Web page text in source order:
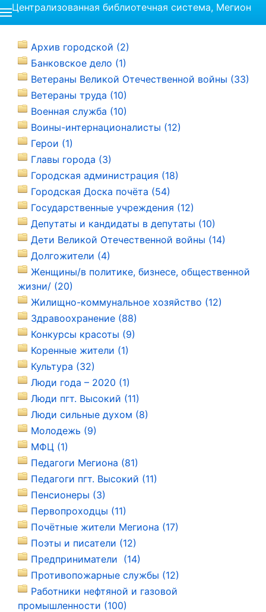
Централизованная библиотечная система, Мегион
Архив городской (2)
Банковское дело (1)
Ветераны Великой Отечественной войны (33)
Ветераны труда (10)
Военная служба (10)
Воины-интернационалисты (12)
Герои (1)
Главы города (3)
Городская администрация (18)
Городская Доска почёта (54)
Государственные учреждения (12)
Депутаты и кандидаты в депутаты (10)
Дети Великой Отечественной войны (14)
Долгожители (4)
Женщины/в политике, бизнесе, общественной
жизни/ (20)
Жилищно-коммунальное хозяйство (12)
Здравоохранение (88)
Конкурсы красоты (9)
Коренные жители (1)
Культура (32)
Люди года – 2020 (1)
Люди пгт. Высокий (11)
Люди сильные духом (8)
Молодежь (9)
МФЦ (1)
Педагоги Мегиона (81)
Педагоги пгт. Высокий (11)
Пенсионеры (3)
Первопроходцы (11)
Почётные жители Мегиона (17)
Поэты и писатели (12)
Предприниматели (14)
Противопожарные службы (12)
Работники нефтяной и газовой
промышленности (100)